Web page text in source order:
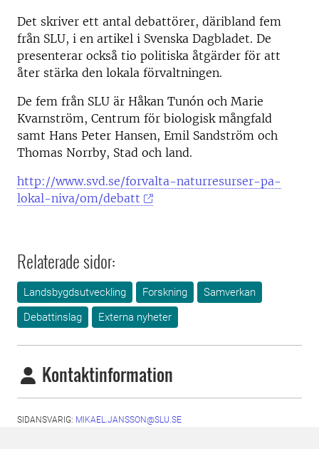
Det skriver ett antal debattörer, däribland fem
från SLU, i en artikel i Svenska Dagbladet. De
presenterar också tio politiska åtgärder för att
åter stärka den lokala förvaltningen.
De fem från SLU är Håkan Tunón och Marie
Kvarnström, Centrum för biologisk mångfald
samt Hans Peter Hansen, Emil Sandström och
Thomas Norrby, Stad och land.
http://www.svd.se/forvalta-naturresurser-pa-
lokal-niva/om/debatt
Relaterade sidor:
Landsbygdsutveckling Forskning
Samverkan
Debattinslag
Externa nyheter
Kontaktinformation
SIDANSVARIG: MIKAEL.JANSSON@SLU.SE